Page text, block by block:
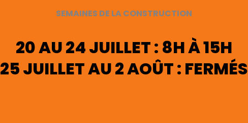
SEMAINES DE LA CONSTRUCTION
20 AU 24 JUILLET : 8H À 15H
25 JUILLET AU 2 AOÛT : FERMÉS